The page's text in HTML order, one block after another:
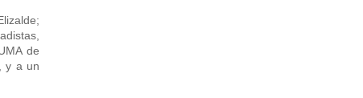
de
y a un